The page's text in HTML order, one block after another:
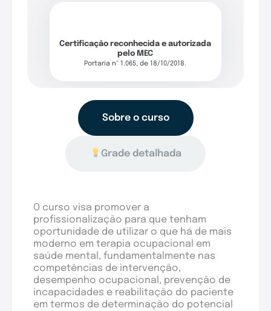
Certificação reconhecida e autorizada
pelo MEC
Portaria nº 1.065, de 18/10/2018.
Sobre o curso
Grade detalhada
O curso visa promover a
profissionalização para que tenham
oportunidade de utilizar o que há de mais
moderno em terapia ocupacional em
saúde mental, fundamentalmente nas
competências de intervenção,
desempenho ocupacional, prevenção de
incapacidades e reabilitação do paciente
em termos de determinação do potencial